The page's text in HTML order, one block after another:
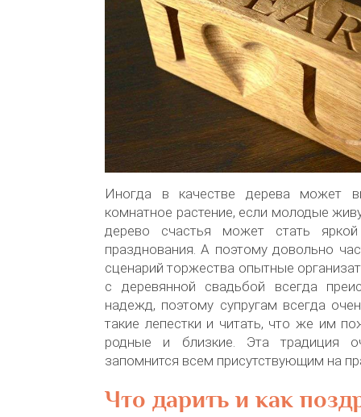
Иногда в качестве дерева может
комнатное растение, если молодые
дерево счастья может стать
празднования. А поэтому довольно
сценарий торжества опытные
с деревянной свадьбой всегда
надежд, поэтому супругам всегда
такие лепестки и читать, что же им
родные и близкие. Эта традиция
запомнится всем присутствующим на
Что дарить и как